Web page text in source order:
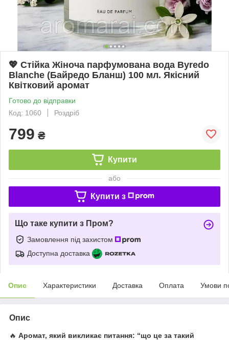
💖 Стійка Жіноча парфумована вода Byredo
Blanche (Байредо Бланш) 100 мл. Якісний
Квітковий аромат
Готово до відправки
Код: 1060
Роздріб
799 ₴
Купити
або
Купити з
Що таке купити з Пром?
Замовлення під захистом
Доступна доставка
Опис Характеристики Доставка Оплата Умови
Опис
🔥 Аромат, який викликає питання: “що це за такий